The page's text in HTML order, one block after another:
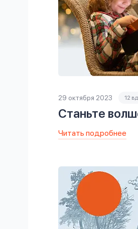
29 октября 2023 12
Станьте
Читать подробнее